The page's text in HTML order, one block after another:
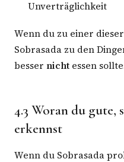
Unverträglichkeit
Wenn du zu einer
Sobrasada zu den
besser nicht essen
4.3 Woran du gute,
erkennst
Wenn du Sobrasada